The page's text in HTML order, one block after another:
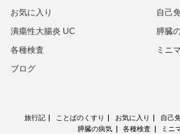
お気に入り
自己
潰瘍性大腸炎 UC
膵臓
各種検査
ミニ
ブログ
旅行記 ことばのくすり お気に入り 自己
膵臓の病気
各種検査 ミニ